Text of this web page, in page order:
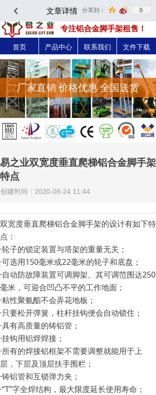
深圳市易之力机械设备有限公司-官方网站
专注铝合金脚手架租售！
首页 产品中心 联系我们 文件下载
厂家直销 价格优惠 全国送货
易之业双宽度垂直爬梯铝合金脚手架
特点
创建时间： 2020-08-24 11:44
双宽度垂直爬梯铝合金脚手架的设计有如下特
点：
·轮子的锁定装置与塔架的重量无关；
·可选用150毫米或22毫米的轮子和底盘；
·自动防故障装置可调脚架。其可调范围达250
毫米，可迎合凹凸不平的工作地面；
·粘性聚氨酯不会弄花地板；
·只要松开弹簧，柱杆挂钩便会自动锁住；
·具有高质量的铸铝管；
·挂钩用铝焊焊接；
·所有的焊接铝框架不需要调整就能用于上
层，下层及顶层扶手围栏；
·铸铝管和互锁弹力夹；
·“T”字全焊结构，最大限度延长使用寿命；
낒 文章详情 分享到： 0